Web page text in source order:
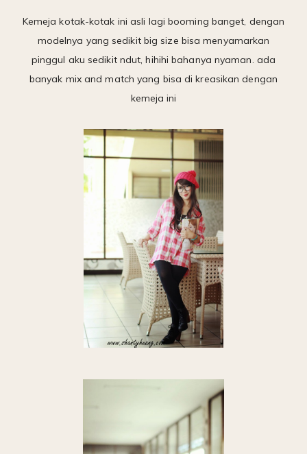
Kemeja kotak-kotak ini asli lagi booming banget, dengan
modelnya yang sedikit big size bisa menyamarkan
pinggul aku sedikit ndut, hihihi bahanya nyaman. ada
banyak mix and match yang bisa di kreasikan dengan
kemeja ini